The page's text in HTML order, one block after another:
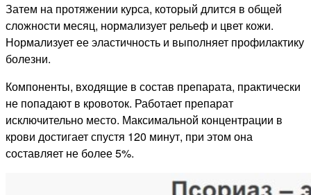
Затем на протяжении курса, который длится в общей
сложности месяц, нормализует рельеф и цвет кожи.
Нормализует ее эластичность и выполняет профилактику
болезни.
Компоненты, входящие в состав препарата, практически
не попадают в кровоток. Работает препарат
исключительно место. Максимальной концентрации в
крови достигает спустя 120 минут, при этом она
составляет не более 5%.